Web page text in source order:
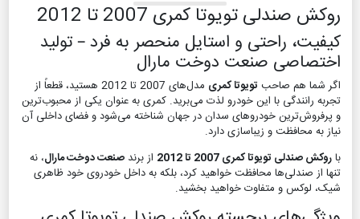
روکش صندلی تویوتا کمری 2007 تا 2012
کیفیت، راحتی و استایل منحصر به فرد – تولید
اختصاصی صنعت دوخت مارال
اگر شما هم صاحب تویوتا کمری
مدل‌های 2007 تا 2012 هستید، قطعاً از
تجربه رانندگی با این خودرو لذت می‌برید. کمری به عنوان یکی از محبوب‌ترین
و پرفروش‌ترین خودروهای سدان در جهان شناخته می‌شود و فضای داخلی آن
نیاز به محافظت و زیباسازی دارد.
باروکش صندلی تویوتا کمری 2007 تا 2012 از برندصنعت دوخت مارال، نه
تنها از صندلی‌ها محافظت خواهید کرد، بلکه به داخل خودروی خود ظاهری
شیک، لوکس و متفاوت خواهید بخشید.